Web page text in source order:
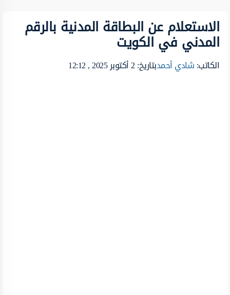
الاستعلام عن البطاقة المدنية بالرقم
المدني في الكويت
الكاتب:شادي أحمدبتاريخ: 2 أكتوبر 2025 , 12:12